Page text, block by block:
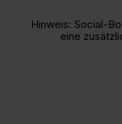
Hinweis: Social-
eine